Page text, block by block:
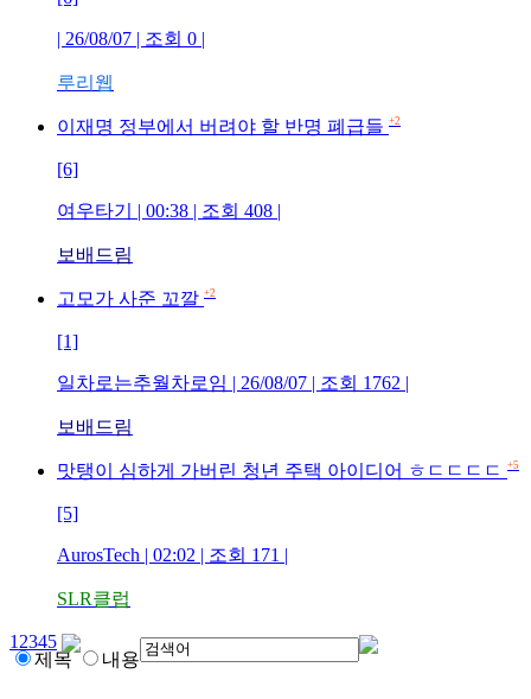
| 26/08/07 | 조회 0 |
루리웹
이재명 정부에서 버려야 할 반명 폐급들 +2
[6]
여우타기 | 00:38 | 조회 408 |
보배드림
고모가 사준 꼬깔 +2
[1]
일차로는추월차로임 | 26/08/07 | 조회 1762 |
보배드림
맛탱이 심하게 가버린 청년 주택 아이디어 ㅎㄷㄷㄷㄷ +5
[5]
AurosTech | 02:02 | 조회 171 |
SLR클럽
1 2345
제목
내용